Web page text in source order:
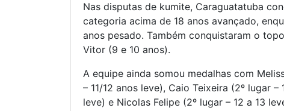
Nas disputas de kumite, Caraguatatuba
categoria acima de 18 anos avançado,
anos pesado. Também conquistaram o
Vitor (9 e 10 anos).
A equipe ainda somou medalhas com
– 11/12 anos leve), Caio Teixeira (2º lugar
leve) e Nicolas Felipe (2º lugar – 12 a 13